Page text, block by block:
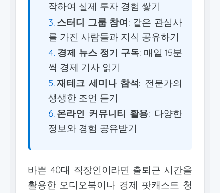
작하여 실제 투자 경험 쌓기
스터디 그룹 참여 : 같은 관심사
를 가진 사람들과 지식 공유하기
경제 뉴스 정기 구독: 매일 15분
씩 경제 기사 읽기
재테크 세미나 참석 : 전문가의
생생한 조언 듣기
온라인 커뮤니티 활용: 다양한
정보와 경험 공유받기
바쁜 40대 직장인이라면 출퇴근 시간을
활용한 오디오북이나 경제 팟캐스트 청